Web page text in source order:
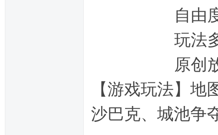
自由度高，
玩法多样，
原创放置类
【游戏玩法】
沙巴克、城池